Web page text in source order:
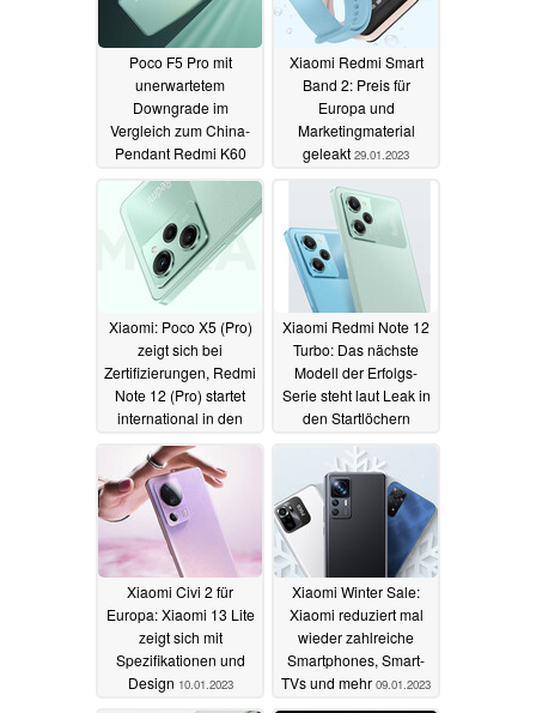
Poco F5 Pro mit
unerwartetem
Downgrade im
Vergleich zum China-
Pendant Redmi K60
17.04.2023
Xiaomi Redmi Smart
Band 2: Preis für
Europa und
Marketingmaterial
geleakt 29.01.2023
Xiaomi: Poco X5 (Pro)
zeigt sich bei
Zertifizierungen, Redmi
Note 12 (Pro) startet
international in den
11.01.2023
Xiaomi Redmi Note 12
Turbo: Das nächste
Modell der Erfolgs-
Serie steht laut Leak in
den Startlöchern
10.01.2023
Xiaomi Civi 2 für
Europa: Xiaomi 13 Lite
zeigt sich mit
Spezifikationen und
Design 10.01.2023
Xiaomi Winter Sale:
Xiaomi reduziert mal
wieder zahlreiche
Smartphones, Smart-
TVs und mehr 09.01.2023